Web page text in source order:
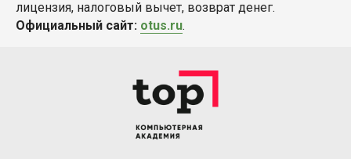
лицензия, налоговый вычет, возврат денег.
Официальный сайт: otus.ru.